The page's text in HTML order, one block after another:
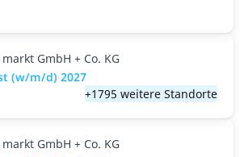
GmbH + Co. KG
(w/m/d) 2027
+1795 weitere Standorte
GmbH + Co. KG